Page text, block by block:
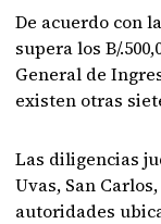
De acuerdo con
supera los B/
General de
existen otras
Las diligencias
Uvas, San
autoridades